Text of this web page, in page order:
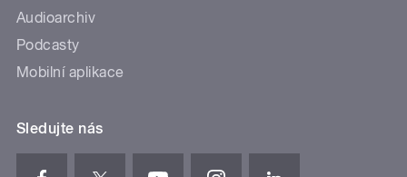
Audioarchiv
Podcasty
Mobilní aplikace
Sledujte nás